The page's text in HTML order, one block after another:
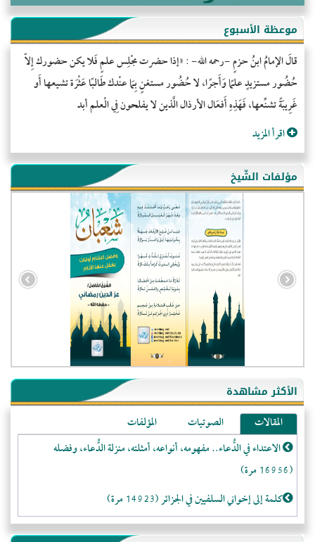
موعظة الأسبوع
قالَ الإمامُ ابنُ حزمٍ -رحمه الله- : «إذا حضرت مجْلِس علمٍ فَلا يكن حضورك إِلاّ
حُضُور مستزيدٍ علمًا وَأَجرًا، لا حُضُور مستغنٍ بِمَا عنْدك طَالبًا عَثْرَة تشيعها أَو
غَرِيبَةً تشنِّعها، فَهَذِهِ أَفعَال الأرذال الَّذين لا يفلحون فِي الْعلم أبد
اقرأ المزيد
مؤلفات الشّيخ
الأكثر مشاهدة
المقالات الصوتيات
المؤلفات
الاعتداء في الدُّعاء.. مفهومه، أنواعه، أمثلته، منزلة الدُّعاء، وفضله
(16956 مرة)
كلمة إلى إخواني السلفيين في الجزائر (14923 مرة)
لا تتَّبعوا عورات الـمسلمين (13367 مرة)
- الولايات المتحدة (71858)
- فيتنام (21375)
-غير معروف (20625)
- الصين (10575)
- كندا (10206)
- فرنسا (9050)
- المملكة المتحدة (5451)
- روسيا (5398)